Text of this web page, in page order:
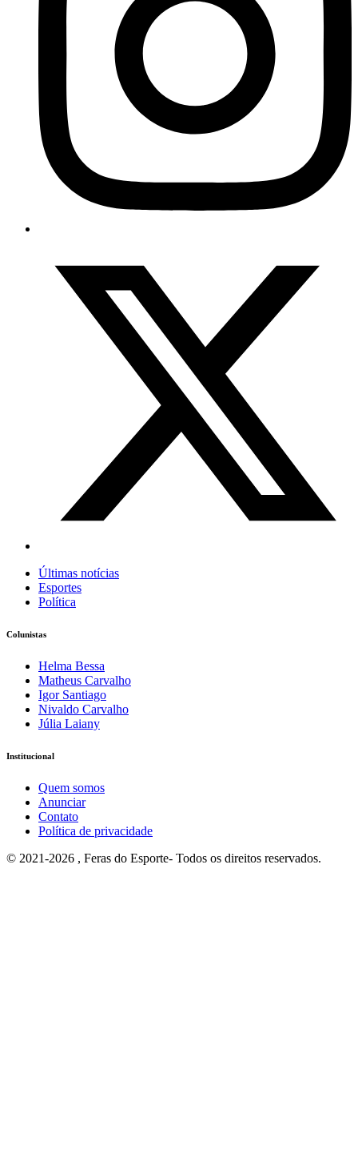
Últimas notícias
Esportes
Política
Colunistas
Helma Bessa
Matheus Carvalho
Igor Santiago
Nivaldo Carvalho
Júlia Laiany
Institucional
Quem somos
Anunciar
Contato
Política de privacidade
© 2021-2026 , Feras do Esporte- Todos os direitos reservados.